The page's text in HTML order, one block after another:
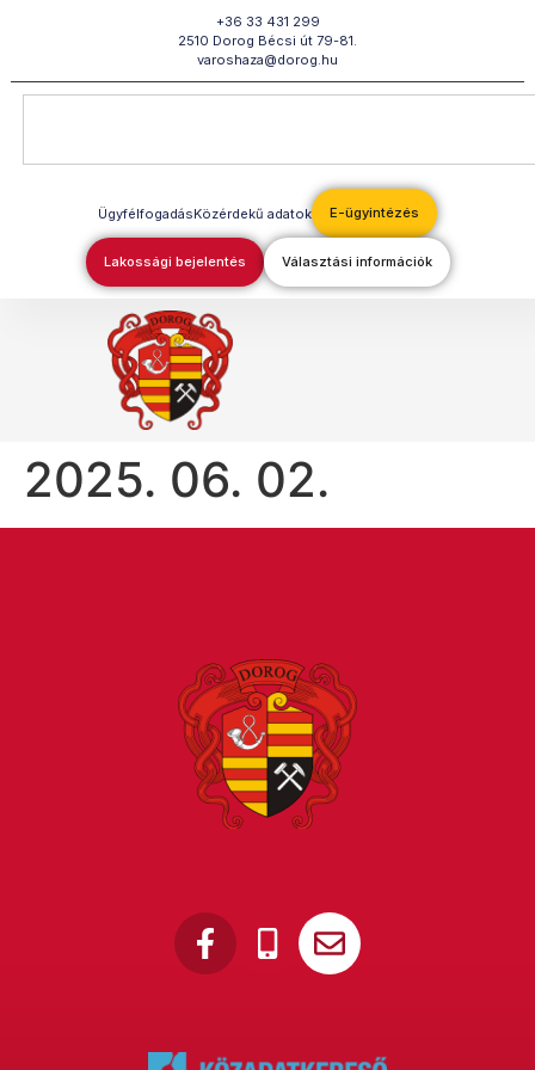
+36 33 431 299
2510 Dorog Bécsi út 79-81.
varoshaza@dorog.hu
ÜgyfélfogadásKözérdekű adatok E-ügyintézés
Lakossági bejelentés Választási információk
2025. 06. 02.